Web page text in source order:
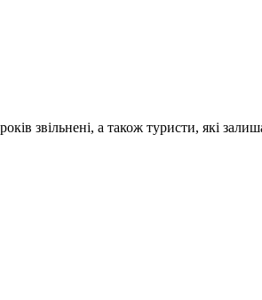
звільнені, а також туристи, які